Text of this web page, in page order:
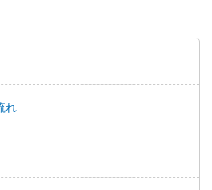
れ